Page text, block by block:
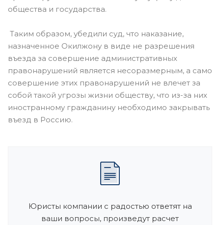
общества и государства.
Таким образом, убедили суд, что наказание,
назначенное Окилжону в виде не разрешения
въезда за совершение административных
правонарушений является несоразмерным, а само
совершение этих правонарушений не влечет за
собой такой угрозы жизни обществу, что из-за них
иностранному гражданину необходимо закрывать
въезд в Россию.
Юристы компании с радостью ответят на
ваши вопросы, произведут расчет